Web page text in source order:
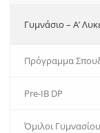
Γυμνάσιο – Α’
Πρόγραμμα
Pre-IB DP
Όμιλοι